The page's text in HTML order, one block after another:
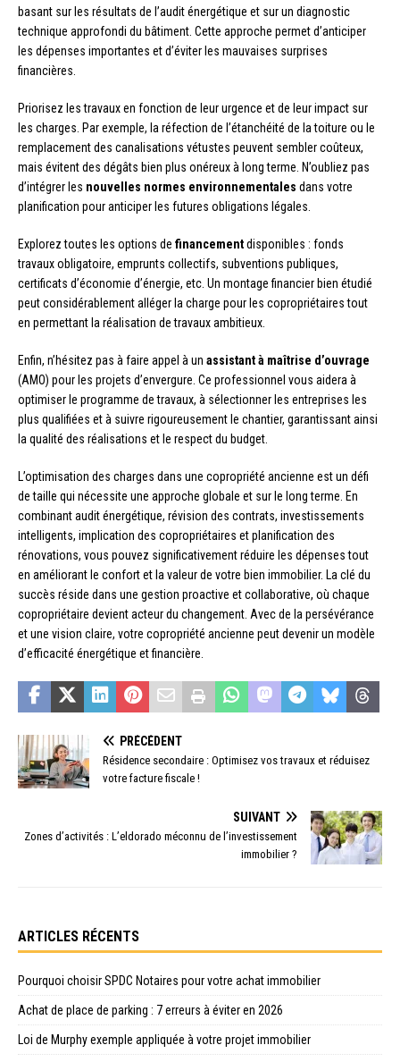
basant sur les résultats de l’audit énergétique et sur un diagnostic
technique approfondi du bâtiment. Cette approche permet d’anticiper
les dépenses importantes et d’éviter les mauvaises surprises
financières.
Priorisez les travaux en fonction de leur urgence et de leur impact sur
les charges. Par exemple, la réfection de l’étanchéité de la toiture ou le
remplacement des canalisations vétustes peuvent sembler coûteux,
mais évitent des dégâts bien plus onéreux à long terme. N’oubliez pas
d’intégrer les nouvelles normes environnementales dans votre
planification pour anticiper les futures obligations légales.
Explorez toutes les options de financementdisponibles : fonds
travaux obligatoire, emprunts collectifs, subventions publiques,
certificats d’économie d’énergie, etc. Un montage financier bien étudié
peut considérablement alléger la charge pour les copropriétaires tout
en permettant la réalisation de travaux ambitieux.
Enfin, n’hésitez pas à faire appel à un assistant à maîtrise d’ouvrage
(AMO) pour les projets d’envergure. Ce professionnel vous aidera à
optimiser le programme de travaux, à sélectionner les entreprises les
plus qualifiées et à suivre rigoureusement le chantier, garantissant ainsi
la qualité des réalisations et le respect du budget.
L’optimisation des charges dans une copropriété ancienne est un défi
de taille qui nécessite une approche globale et sur le long terme. En
combinant audit énergétique, révision des contrats, investissements
intelligents, implication des copropriétaires et planification des
rénovations, vous pouvez significativement réduire les dépenses tout
en améliorant le confort et la valeur de votre bien immobilier. La clé du
succès réside dans une gestion proactive et collaborative, où chaque
copropriétaire devient acteur du changement. Avec de la persévérance
et une vision claire, votre copropriété ancienne peut devenir un modèle
d’efficacité énergétique et financière.
PRÉCÉDENT
Résidence secondaire : Optimisez vos travaux et réduisez
votre facture fiscale !
SUIVANT
Zones d’activités : L’eldorado méconnu de l’investissement
immobilier ?
ARTICLES RÉCENTS
Pourquoi choisir SPDC Notaires pour votre achat immobilier
Achat de place de parking : 7 erreurs à éviter en 2026
Loi de Murphy exemple appliquée à votre projet immobilier